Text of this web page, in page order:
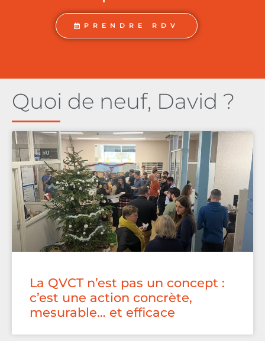
PRENDRE RDV
Quoi de neuf, David ?
La QVCT n’est pas un concept :
c’est une action concrète,
mesurable… et efficace